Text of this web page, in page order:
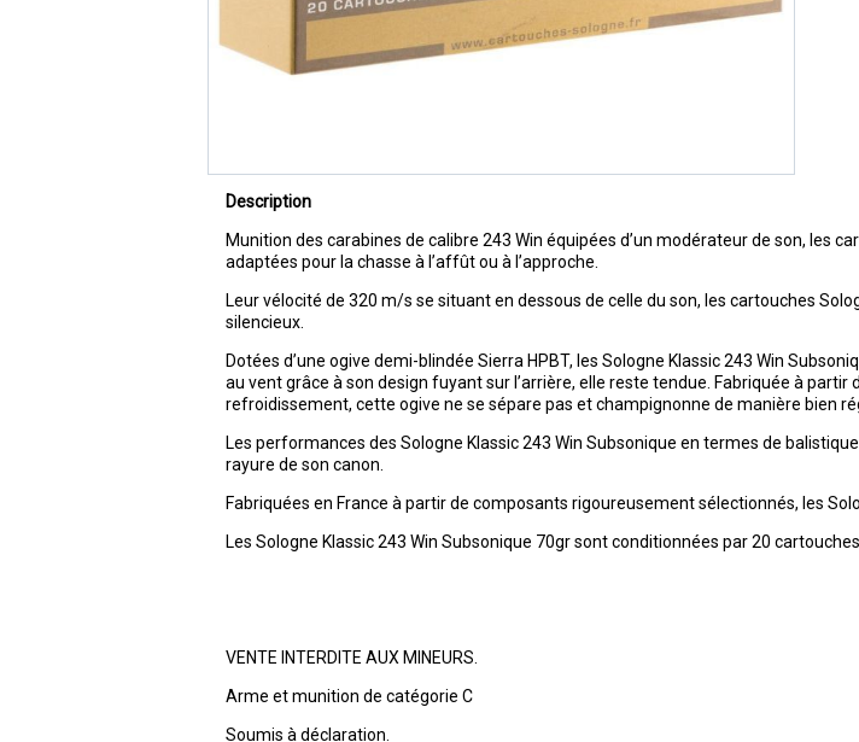
Description
Munition des carabines de calibre 243 Win équipées d’un modérateur de son, les
adaptées pour la chasse à l’affût ou à l’approche.
Leur vélocité de 320 m/s se situant en dessous de celle du son, les cartouches
silencieux.
Dotées d’une ogive demi-blindée Sierra HPBT, les Sologne Klassic 243 Win
au vent grâce à son design fuyant sur l’arrière, elle reste tendue. Fabriquée à
refroidissement, cette ogive ne se sépare pas et champignonne de manière bien
Les performances des Sologne Klassic 243 Win Subsonique en termes de
rayure de son canon.
Fabriquées en France à partir de composants rigoureusement sélectionnés, les
Les Sologne Klassic 243 Win Subsonique 70gr sont conditionnées par 20 cartouches.
VENTE INTERDITE AUX MINEURS.
Arme et munition de catégorie C
Soumis à déclaration.